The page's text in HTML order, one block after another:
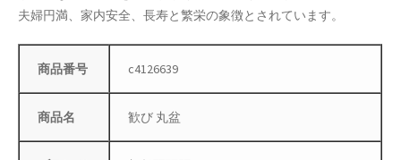
店舗管理
支払い
夫婦円満、家内安全、長寿と繁栄の象徴とされています。
商品番号 c4126639
商品名 歓び 丸盆